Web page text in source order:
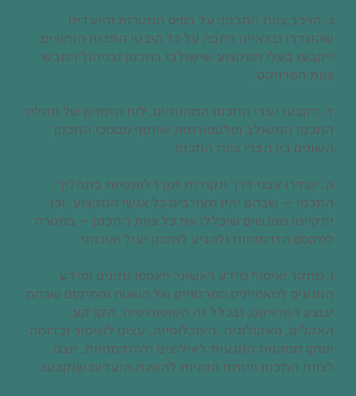
ג. הרכב צוות התכנון: על בסיס המטרות והיעדים
שהוגדרו ובראייה רחבה על כל היבטי התכנון הנחוצים,
ייקבעו בעלי המקצוע שישולבו בתכנון ובניהול ויגובש
צוות הפרויקט.
ד. ייקבעו יעדי התכנון המהותיים, לוח הזמנים של תהליך
התכנון המשולב ופלטפורמות שיתוף מסמכי התכנון
השונים בין חברי צוות התכנון.
ה. יוגדרו אבני דרך ונקודות זמן רלוונטיות בתהליך
התכנון – שבהם יהיו מעורבים כל אנשי המקצוע, וכן
יתקיימו מפגשים שיכללו את כל צוות התכנון – במטרה
למקסם הזדמנויות ולהגיע לתכנון יעיל ואיכותי.
ו. מחקר ואיסוף מידע ראשוני: ייאספו נתונים ומידע
הנוגעים למאפיינים הפרטניים של השטח והמיקום שבהם
יבוצע הפרויקט, ובכלל זה הטופוגרפיה, הקרקע,
האקלים, האקולוגיה, האוכלוסייה, עצים לשימור וכדומה,
יוסקו מסקנות הנוגעות לאילוצים ולהזדמנויות, יוצגו
לצוות התכנון ויינתנו הנחיות להשגת היעדים שנקבעו.